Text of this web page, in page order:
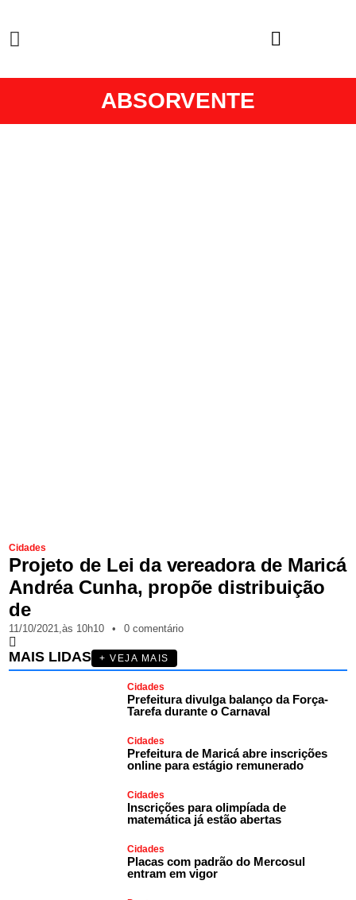
ABSORVENTE
Cidades
Projeto de Lei da vereadora de Maricá
Andréa Cunha, propõe distribuição
de
11/10/2021,às 10h10 • 0 comentário
MAIS LIDAS + VEJA MAIS
Cidades
Prefeitura divulga balanço da Força-
Tarefa durante o Carnaval
Cidades
Prefeitura de Maricá abre inscrições
online para estágio remunerado
Cidades
Inscrições para olimpíada de
matemática já estão abertas
Cidades
Placas com padrão do Mercosul
entram em vigor